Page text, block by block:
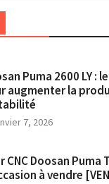
Puma 2600 LY :
augmenter la
7, 2026
CNC Doosan Puma
à vendre